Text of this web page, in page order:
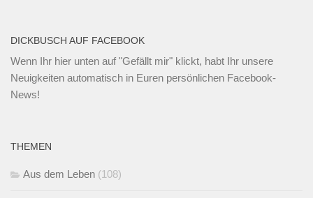
DICKBUSCH AUF FACEBOOK
Wenn Ihr hier unten auf "Gefällt mir" klickt, habt Ihr unsere
Neuigkeiten automatisch in Euren persönlichen Facebook-
News!
THEMEN
Aus dem Leben (108)